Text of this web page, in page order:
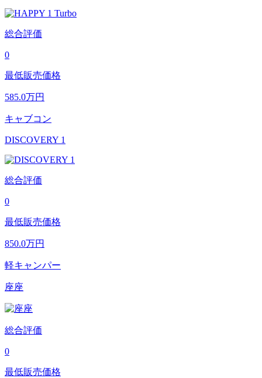
総合評価
0
最低販売価格
585.0万円
キャブコン
DISCOVERY 1
総合評価
0
最低販売価格
850.0万円
軽キャンパー
座座
総合評価
0
最低販売価格